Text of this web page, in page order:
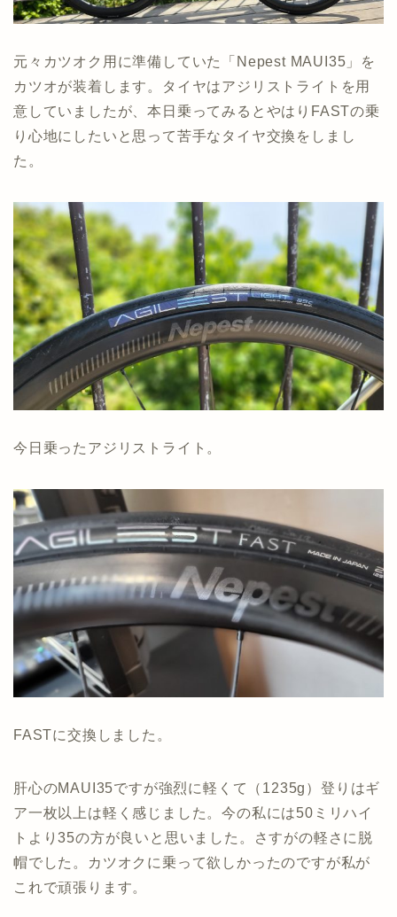
元々カツオク用に準備していた「Nepest MAUI35」を
カツオが装着します。タイヤはアジリストライトを用
意していましたが、本日乗ってみるとやはりFASTの乗
り心地にしたいと思って苦手なタイヤ交換をしまし
た。
今日乗ったアジリストライト。
FASTに交換しました。
肝心のMAUI35ですが強烈に軽くて（1235g）登りはギ
ア一枚以上は軽く感じました。今の私には50ミリハイ
トより35の方が良いと思いました。さすがの軽さに脱
帽でした。カツオクに乗って欲しかったのですが私が
これで頑張ります。